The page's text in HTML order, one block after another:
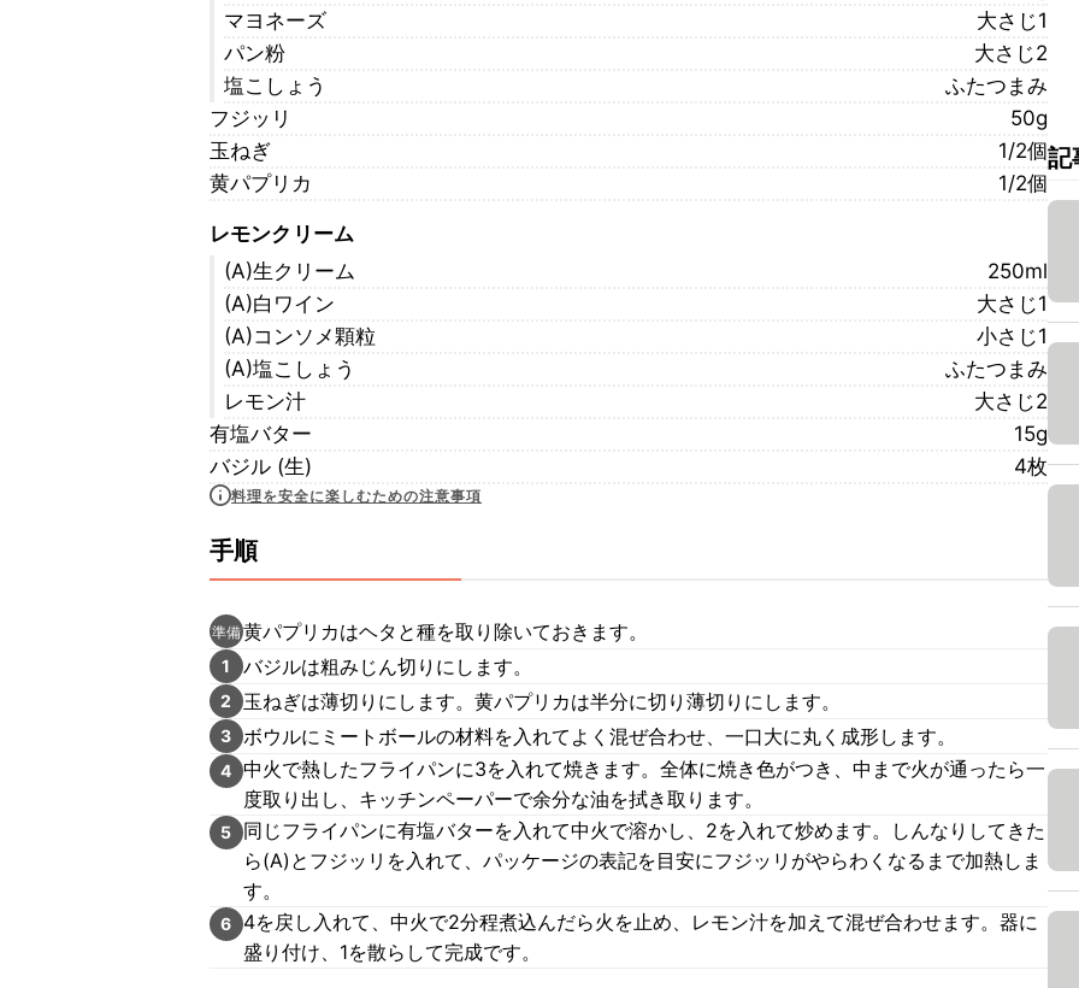
マヨネーズ
大さじ1
パン粉
大さじ2
塩こしょう
ふたつまみ
フジッリ
50g
玉ねぎ
1/2個
黄パプリカ
1/2個
レモンクリーム
(A)生クリーム
250ml
(A)白ワイン
大さじ1
(A)コンソメ顆粒
小さじ1
(A)塩こしょう
ふたつまみ
レモン汁
大さじ2
有塩バター
15g
バジル (生)
4枚
料理を安全に楽しむための注意事項
手順
準備黄パプリカはヘタと種を取り除いておきます。
1 バジルは粗みじん切りにします。
2 玉ねぎは薄切りにします。黄パプリカは半分に切り薄切りにします。
3 ボウルにミートボールの材料を入れてよく混ぜ合わせ、一口大に丸く成形します。
4 中火で熱したフライパンに3を入れて焼きます。全体に焼き色がつき、中まで火が通ったら一
度取り出し、キッチンペーパーで余分な油を拭き取ります。
5
同じフライパンに有塩バターを入れて中火で溶かし、2を入れて炒めます。しんなりしてきた
ら(A)とフジッリを入れて、パッケージの表記を目安にフジッリがやらわくなるまで加熱しま
す。
6
4を戻し入れて、中火で2分程煮込んだら火を止め、レモン汁を加えて混ぜ合わせます。器に
盛り付け、1を散らして完成です。
記